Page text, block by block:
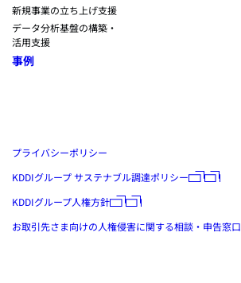
プライバシーポリシー
KDDIグループ サステナブル調達ポリシー
KDDIグループ人権方針
お取引先さま向けの人権侵害に関する相談・申告窓口
新規事業の立ち上げ支援
データ分析基盤の構築・
活用支援
事例